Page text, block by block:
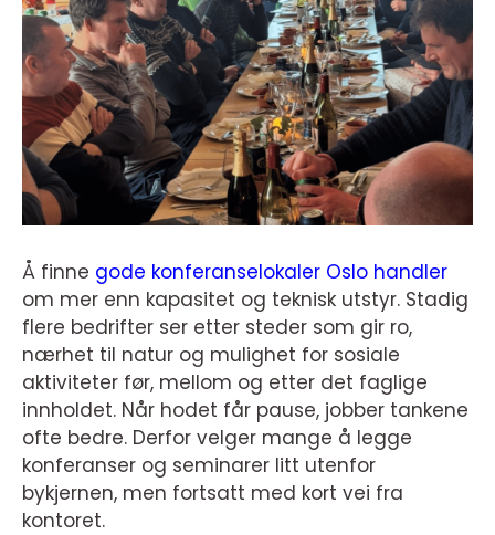
Å finne gode konferanselokaler Oslo handler
om mer enn kapasitet og teknisk utstyr. Stadig
flere bedrifter ser etter steder som gir ro,
nærhet til natur og mulighet for sosiale
aktiviteter før, mellom og etter det faglige
innholdet. Når hodet får pause, jobber tankene
ofte bedre. Derfor velger mange å legge
konferanser og seminarer litt utenfor
bykjernen, men fortsatt med kort vei fra
kontoret.